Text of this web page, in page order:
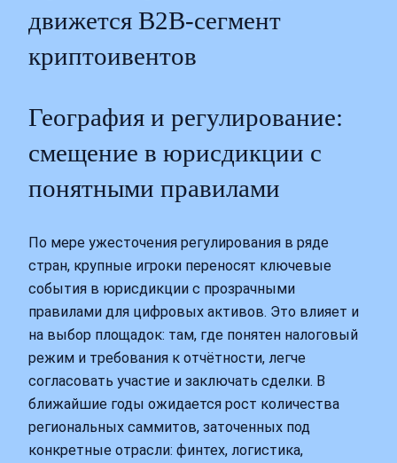
движется B2B‑сегмент
криптоивентов
География и регулирование:
смещение в юрисдикции с
понятными правилами
По мере ужесточения регулирования в ряде
стран, крупные игроки переносят ключевые
события в юрисдикции с прозрачными
правилами для цифровых активов. Это влияет и
на выбор площадок: там, где понятен налоговый
режим и требования к отчётности, легче
согласовать участие и заключать сделки. В
ближайшие годы ожидается рост количества
региональных саммитов, заточенных под
конкретные отрасли: финтех, логистика,